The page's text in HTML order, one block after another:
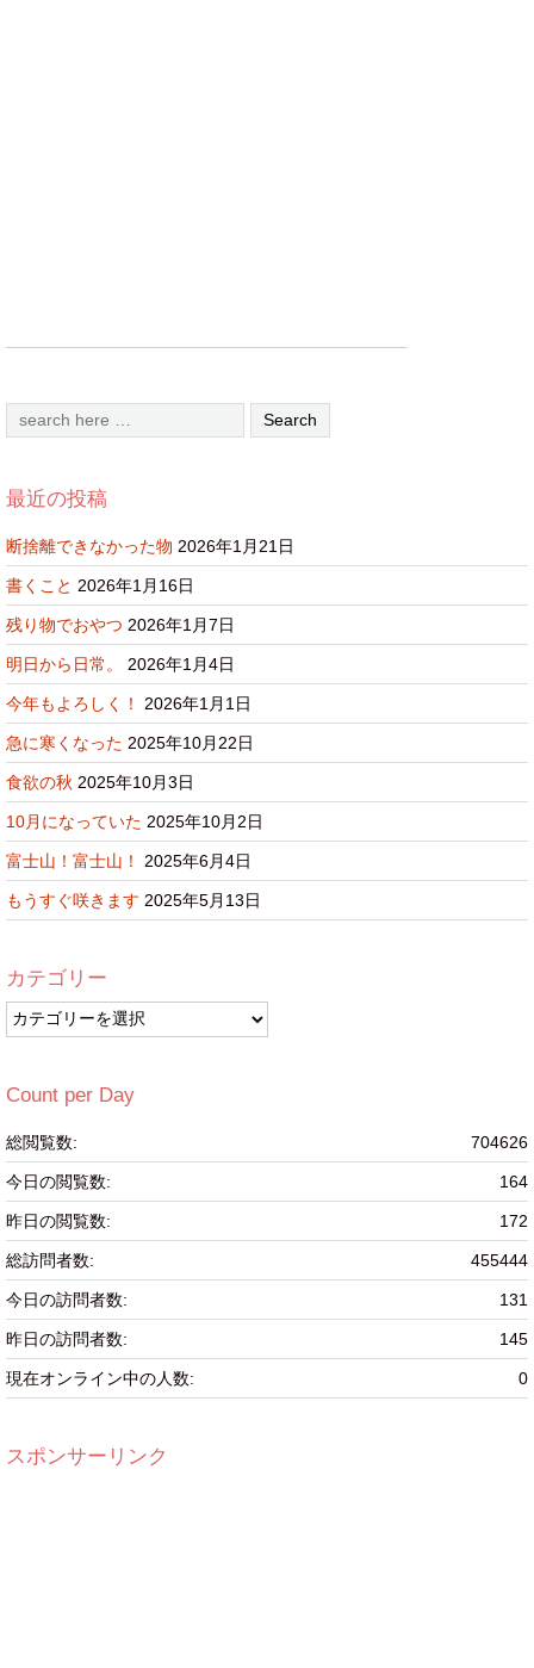
最近の投稿
断捨離できなかった物 2026年1月21日
書くこと 2026年1月16日
残り物でおやつ 2026年1月7日
明日から日常。 2026年1月4日
今年もよろしく！ 2026年1月1日
急に寒くなった 2025年10月22日
食欲の秋 2025年10月3日
10月になっていた 2025年10月2日
富士山！富士山！ 2025年6月4日
もうすぐ咲きます 2025年5月13日
カテゴリー
カ
テ
リ
Count per Day
704626
総閲覧数:
164
今日の閲覧数:
172
昨日の閲覧数:
455444
総訪問者数:
131
今日の訪問者数:
145
昨日の訪問者数:
0
現在オンライン中の人数:
スポンサーリンク